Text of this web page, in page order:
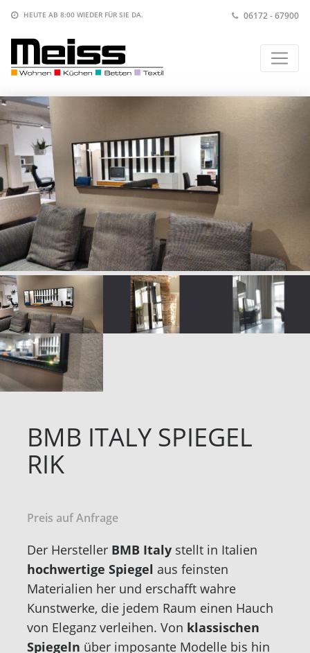
HEUTE AB 8:00 WIEDER FÜR SIE DA. 06172 - 67900
BMB ITALY SPIEGEL
RIK
Preis auf Anfrage
Der Hersteller BMB Italy stellt in Italien
hochwertige Spiegel aus feinsten
Materialien her und erschafft wahre
Kunstwerke, die jedem Raum einen Hauch
von Eleganz verleihen. Von klassischen
Spiegeln über imposante Modelle bis hin